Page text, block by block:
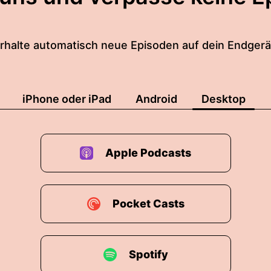
automatisch neue Episoden auf dein
iPhone oder iPad Android Desktop
Apple Podcasts
Pocket Casts
Spotify